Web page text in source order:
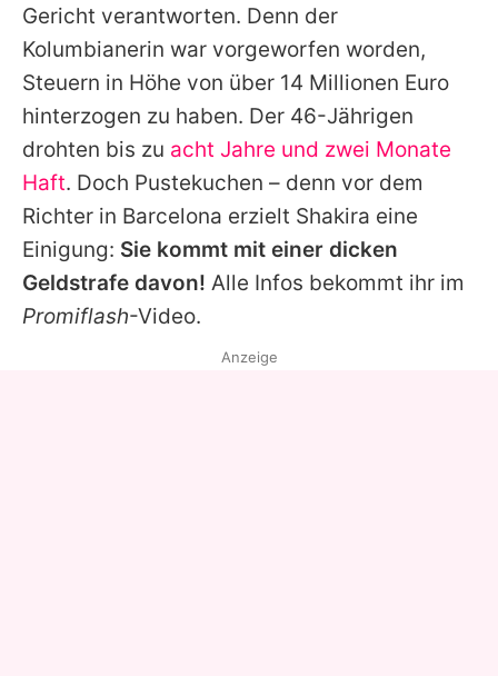
Jobs
App runterladen
Team
Redaktionelle Richtlinien
Impressum
Datenschutzerklärung
Utiq verwalten
Gericht verantworten. Denn der
Kolumbianerin war vorgeworfen worden,
Steuern in Höhe von über 14 Millionen Euro
hinterzogen zu haben. Der 46-Jährigen
drohten bis zu acht Jahre und zwei Monate
Haft. Doch Pustekuchen – denn vor dem
Richter in Barcelona erzielt Shakira eine
Einigung: Sie kommt mit einer dicken
Geldstrafe davon! Alle Infos bekommt ihr im
Promiflash-Video.
Anzeige